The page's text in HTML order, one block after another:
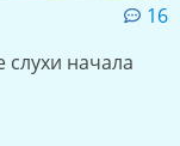
16
начала